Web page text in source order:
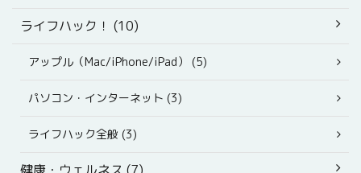
ライフハック！ (10)
アップル（Mac/iPhone/iPad） (5)
パソコン・インターネット (3)
ライフハック全般 (3)